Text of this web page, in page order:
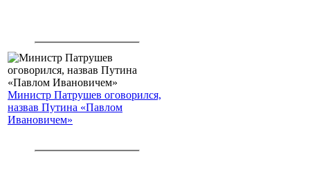
Министр Патрушев оговорился,
назвав Путина «Павлом
Ивановичем»